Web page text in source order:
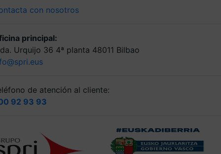
con nosotros
principal:
Urquijo 36 4ª planta 48011 Bilbao
de atención al cliente:
92 93 93